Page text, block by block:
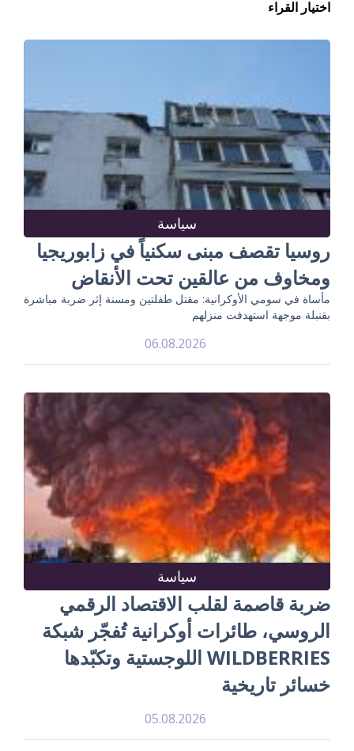
اختيار القراء
سياسة
روسيا تقصف مبنى سكنياً في زابوريجيا
ومخاوف من عالقين تحت الأنقاض
مأساة في سومي الأوكرانية: مقتل طفلتين ومسنة إثر ضربة مباشرة
بقنبلة موجهة استهدفت منزلهم
06.08.2026
سياسة
ضربة قاصمة لقلب الاقتصاد الرقمي
الروسي، طائرات أوكرانية تُفجّر شبكة
WILDBERRIES اللوجستية وتكبّدها
خسائر تاريخية
05.08.2026